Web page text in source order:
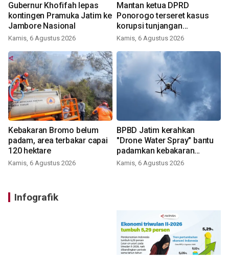
Gubernur Khofifah lepas
kontingen Pramuka Jatim ke
Jambore Nasional
Kamis, 6 Agustus 2026
Mantan ketua DPRD
Ponorogo terseret kasus
korupsi tunjangan
perumahan
Kamis, 6 Agustus 2026
Kebakaran Bromo belum
padam, area terbakar capai
120 hektare
Kamis, 6 Agustus 2026
BPBD Jatim kerahkan
"Drone Water Spray" bantu
padamkan kebakaran
Bromo
Kamis, 6 Agustus 2026
Infografik